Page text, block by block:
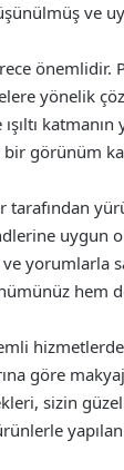
ve
önemlidir.
yönelik
katmanın
görünüm
tarafından
uygun
yorumlarla
hem
göre
sizin